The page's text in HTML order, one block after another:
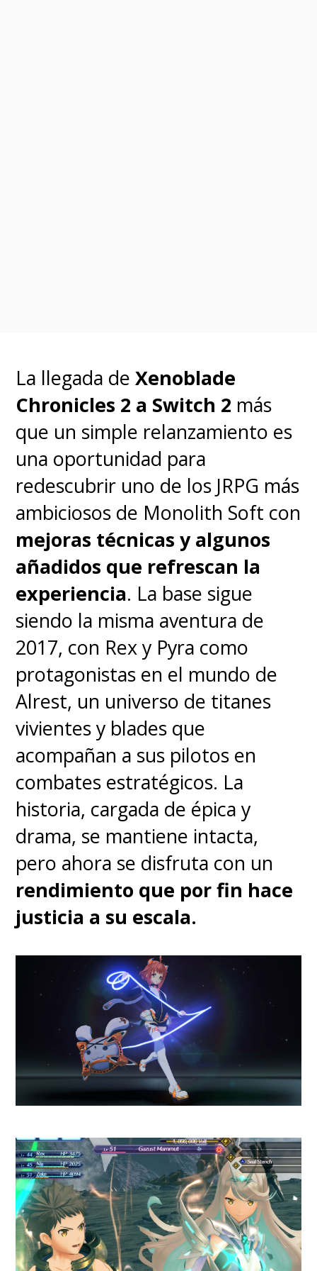
soporte para
HDR10
sumado a una altísima
relación de contraste
dinámico que supera los
5.000.000:1, logrando
sombras muy bien definidas y
negros profundos.
Configuración Inteligente
Instantánea:Integra
enfoque automático,
corrección Keystone (±20°
vertical y horizontal),
localización automática de
obstáculos y ajuste
inteligente de pantalla en
segundos.
Normalmente, el talón de
Aquiles de la proyección portátil
es el audio. Sin embargo, Epson
sistema de sonido
meticulosamentetrabajado
por Bose . El equipo cuenta con
dos altavoces estéreo de
(10W en total)y radiadores
pasivos duales que logran una
que llenan la habitación.
La llegada deXenoblade
Chronicles 2 a Switch 2 más
que un simple relanzamiento es
una oportunidad para
redescubrir uno de los JRPG más
ambiciosos de Monolith Soft con
mejoras técnicas y algunos
añadidos que refrescan la
experiencia. La base sigue
siendo la misma aventura de
2017, con Rex y Pyra como
protagonistas en el mundo de
Alrest, un universo de titanes
vivientes y blades que
acompañan a sus pilotos en
combates estratégicos. La
historia, cargada de épica y
drama, se mantiene intacta,
pero ahora se disfruta con un
rendimiento que por fin hace
justicia a su escala.